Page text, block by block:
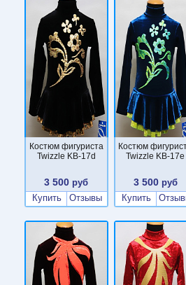
Костюм фигуриста
Twizzle KB-17d
3 500 руб
Купить
Отзывы
Костюм
Twizzle KB-17e
3 500 руб
Купить